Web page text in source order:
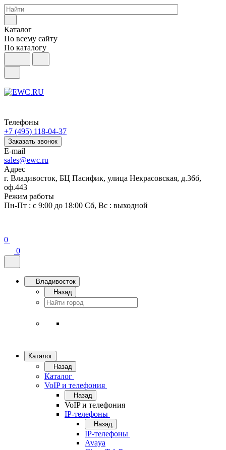
Каталог
По всему сайту
По каталогу
Телефоны
+7 (495) 118-04-37
Заказать звонок
E-mail
sales@ewc.ru
Адрес
г. Владивосток, БЦ Пасифик, улица Некрасовская, д.36б,
оф.443
Режим работы
Пн-Пт : с 9:00 до 18:00 Сб, Вс : выходной
0
0
Владивосток
Назад
Каталог
Назад
Каталог
VoIP и телефония
Назад
VoIP и телефония
IP-телефоны
Назад
IP-телефоны
Avaya